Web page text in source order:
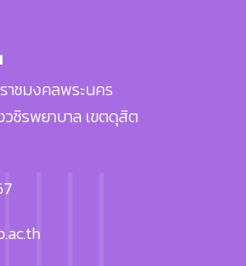
าชมงคลพระนคร
ชิรพยาบาล เขตดุสิต